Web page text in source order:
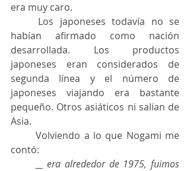
era muy caro.
habían afirmado como nación
desarrollada. Los productos
japoneses eran considerados de
segunda línea y el número de
japoneses viajando era bastante
pequeño. Otros asiáticos ni salían de
Asia.
	Volviendo a lo que Nogami me
contó:
__ era alrededor de 1975, fuimos